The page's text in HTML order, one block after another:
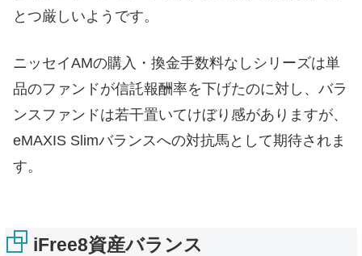
とつ厳しいようです。
ニッセイAMの購入・換金手数料なしシリーズは単
品のファンドが信託報酬率を下げたのに対し、バラ
ンスファンドは若干置いてけぼり感がありますが、
eMAXIS Slimバランスへの対抗馬として期待されま
す。
iFree8資産バランス